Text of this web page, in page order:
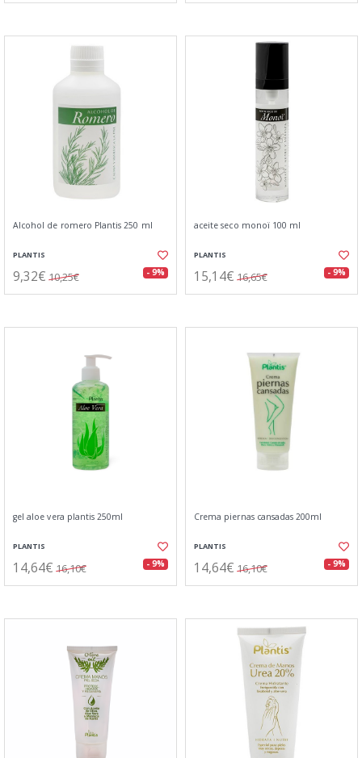
Alcohol de romero Plantis 250 ml
PLANTIS
9,32€ 10,25€ - 9%
aceite seco monoï 100 ml
PLANTIS
15,14€ 16,65€ - 9%
gel aloe vera plantis 250ml
PLANTIS
14,64€ 16,10€ - 9%
Crema piernas cansadas 200ml
PLANTIS
14,64€ 16,10€ - 9%